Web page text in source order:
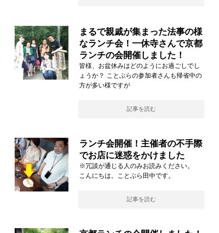
まるで親戚が集まった法事の様
なランチ会！一休寺さんで京都
ランチの会開催しました！
皆様、お盆休みはどのようにお過ごしでし
ょうか？ ことぶらの参加者さんも帰省中の
方が多い様ですが
記事を読む
ランチ会開催！主催者の不手際
でお店に迷惑をかけました
※冗談が通じる人のみお読みください。
こんにちは。ことぶら田中です。
記事を読む